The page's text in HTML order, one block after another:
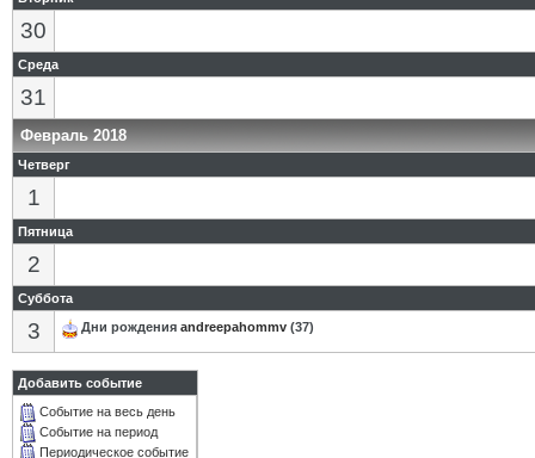
30
Среда
31
Февраль 2018
Четверг
1
Пятница
2
Суббота
3 Дни рождения andreepahommv (37)
Добавить событие
Событие на весь день
Событие на период
Периодическое событие